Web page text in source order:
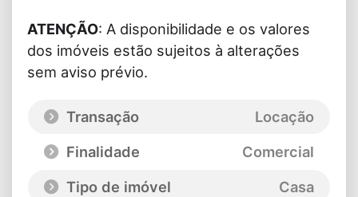
ATENÇÃO: A disponibilidade e os valores
dos imóveis estão sujeitos à alterações
sem aviso prévio.
Transação
Locação
Finalidade
Comercial
Tipo de imóvel
Casa